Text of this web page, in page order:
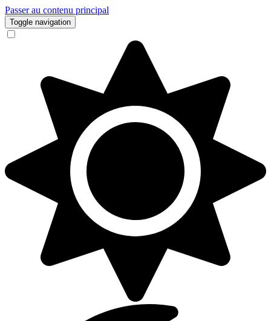
Passer au contenu principal
Toggle navigation